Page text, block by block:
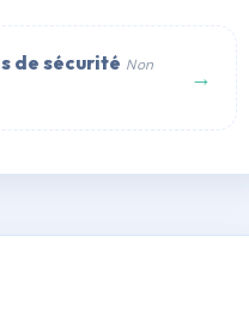
de sécurité Non
→